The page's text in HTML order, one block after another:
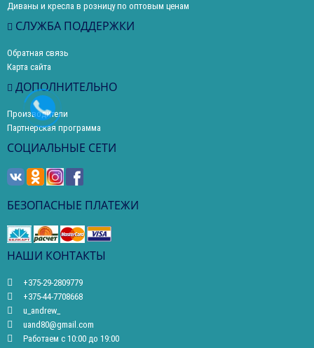
Диваны и кресла в розницу по оптовым ценам
СЛУЖБА ПОДДЕРЖКИ
Обратная связь
Карта сайта
ДОПОЛНИТЕЛЬНО
Производители
Партнерская программа
СОЦИАЛЬНЫЕ СЕТИ
БЕЗОПАСНЫЕ ПЛАТЕЖИ
НАШИ КОНТАКТЫ
+375-29-2809779
+375-44-7708668
u_andrew_
uand80@gmail.com
Работаем с 10:00 до 19:00